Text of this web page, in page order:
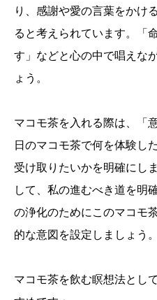
り、感謝や愛の言葉をかけ
ると考えられています。「
す」などと心の中で唱えな
ょう。
マコモ茶を入れる際は、「
日のマコモ茶で何を体験し
受け取りたいかを明確にし
して、私の進むべき道を明
の浄化のためにこのマコモ
的な意図を設定しましょう。
マコモ茶を飲む瞑想法とし